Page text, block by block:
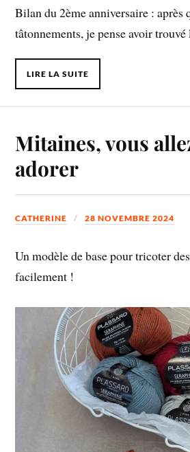
Bilan du 2ème anniversaire : après
tâtonnements, je pense avoir
LIRE LA SUITE
Mitaines, vous
adorer
CATHERINE 28 NOVEMBRE 2024
Un modèle de base pour tricoter
facilement !